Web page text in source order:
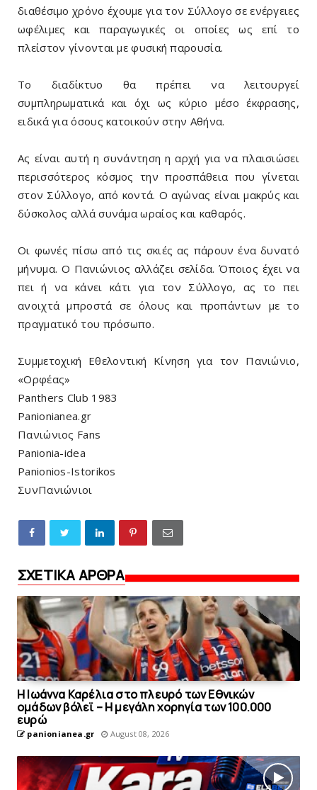
διαθέσιμο χρόνο έχουμε για τον Σύλλογο σε ενέργειες
ωφέλιμες και παραγωγικές οι οποίες ως επί το
πλείστον γίνονται με φυσική παρουσία.
Το διαδίκτυο θα πρέπει να λειτουργεί
συμπληρωματικά και όχι ως κύριο μέσο έκφρασης,
ειδικά για όσους κατοικούν στην Αθήνα.
Ας είναι αυτή η συνάντηση η αρχή για να πλαισιώσει
περισσότερος κόσμος την προσπάθεια που γίνεται
στον Σύλλογο, από κοντά. Ο αγώνας είναι μακρύς και
δύσκολος αλλά συνάμα ωραίος και καθαρός.
Οι φωνές πίσω από τις σκιές ας πάρουν ένα δυνατό
μήνυμα. Ο Πανιώνιος αλλάζει σελίδα. Όποιος έχει να
πει ή να κάνει κάτι για τον Σύλλογο, ας το πει
ανοιχτά μπροστά σε όλους και προπάντων με το
πραγματικό του πρόσωπο.
Συμμετοχική Εθελοντική Κίνηση για τον Πανιώνιο,
«Ορφέας»
Panthers Club 1983
Panionianea.gr
Πανιώνιος Fans
Panionia-idea
Panionios-Istorikos
ΣυνΠανιώνιοι
ΣΧΕΤΙΚΑ ΑΡΘΡΑ
Η Ιωάννα Καρέλια στο πλευρό των Εθνικών
ομάδων βόλεϊ – H μεγάλη χορηγία των 100.000
ευρώ
panionianea.gr August 08, 2026